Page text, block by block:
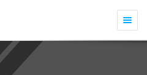
切